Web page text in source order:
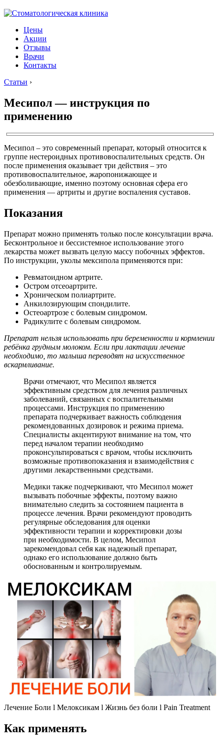
Цены
Акции
Отзывы
Врачи
Контакты
Статьи ›
Месипол — инструкция по
применению
Месипол – это современный препарат, который относится к
группе нестероидных противовоспалительных средств. Он
после применения оказывает три действия – это
противовоспалительное, жаропонижающее и
обезболивающие, именно поэтому основная сфера его
применения — артриты и другие воспаления суставов.
Показания
Препарат можно применять только после консультации врача.
Бесконтрольное и бессистемное использование этого
лекарства может вызвать целую массу побочных эффектов.
По инструкции, уколы мексипола применяются при:
Ревматоидном артрите.
Остром отсеоартрите.
Хроническом полиартрите.
Анкилозирующим спондилите.
Остеоартрозе с болевым синдромом.
Радикулите с болевым синдромом.
Препарат нельзя использовать при беременности и кормлении
ребёнка грудным молоком. Если при лактации лечение
необходимо, то малыша переводят на искусственное
вскармливание.
Врачи отмечают, что Месипол является
эффективным средством для лечения различных
заболеваний, связанных с воспалительными
процессами. Инструкция по применению
препарата подчеркивает важность соблюдения
рекомендованных дозировок и режима приема.
Специалисты акцентируют внимание на том, что
перед началом терапии необходимо
проконсультироваться с врачом, чтобы исключить
возможные противопоказания и взаимодействия с
другими лекарственными средствами.
Медики также подчеркивают, что Месипол может
вызывать побочные эффекты, поэтому важно
внимательно следить за состоянием пациента в
процессе лечения. Врачи рекомендуют проводить
регулярные обследования для оценки
эффективности терапии и корректировки дозы
при необходимости. В целом, Месипол
зарекомендовал себя как надежный препарат,
однако его использование должно быть
обоснованным и контролируемым.
Лечение Боли l Мелоксикам l Жизнь без боли l Pain Treatment
Как применять